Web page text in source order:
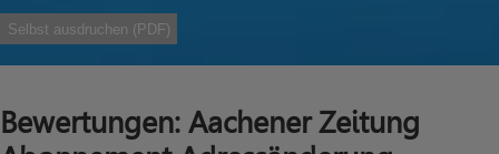
Selbst ausdruchen (PDF)
Bewertungen: Aachener Zeitung